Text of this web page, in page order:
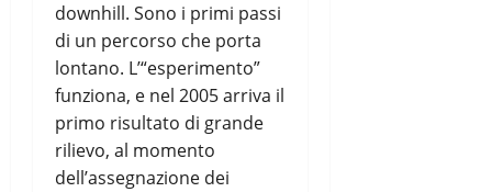
downhill. Sono i primi passi
di un percorso che porta
lontano. L’“esperimento”
funziona, e nel 2005 arriva il
primo risultato di grande
rilievo, al momento
dell’assegnazione dei